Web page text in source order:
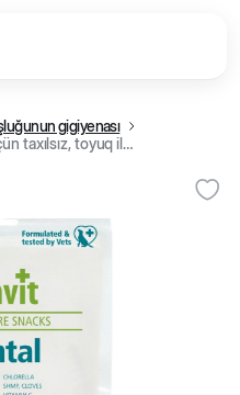
gigiyenası
Canvit Dental Dadlı çərəzlər, itlər üçün taxılsız, toyuq ilə 200 q